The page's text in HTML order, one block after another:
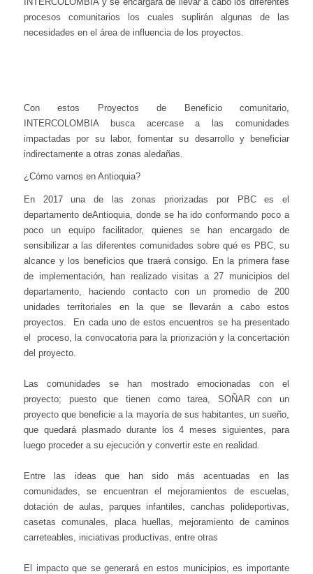
procesos comunitarios los cuales suplirán algunas de las
necesidades en el área de influencia de los proyectos.
Con estos Proyectos de Beneficio comunitario,
INTERCOLOMBIA busca acercase a las comunidades
impactadas por su labor, fomentar su desarrollo y beneficiar
indirectamente a otras zonas aledañas.
¿Cómo vamos en Antioquia?
En 2017 una de las zonas priorizadas por PBC es el
departamento deAntioquia, donde se ha ido conformando poco a
poco un equipo facilitador, quienes se han encargado de
sensibilizar a las diferentes comunidades sobre qué es PBC, su
alcance y los beneficios que traerá consigo. En la primera fase
de implementación, han realizado visitas a 27 municipios del
departamento, haciendo contacto con un promedio de 200
unidades territoriales en la que se llevarán a cabo estos
proyectos. En cada uno de estos encuentros se ha presentado
el proceso, la convocatoria para la priorización y la concertación
del proyecto.
Las comunidades se han mostrado emocionadas con el
proyecto; puesto que tienen como tarea, SOÑAR con un
proyecto que beneficie a la mayoría de sus habitantes, un sueño,
que quedará plasmado durante los 4 meses siguientes, para
luego proceder a su ejecución y convertir este en realidad.
Entre las ideas que han sido más acentuadas en las
comunidades, se encuentran el mejoramientos de escuelas,
dotación de aulas, parques infantiles, canchas polideportivas,
casetas comunales, placa huellas, mejoramiento de caminos
carreteables, iniciativas productivas, entre otras
El impacto que se generará en estos municipios, es importante